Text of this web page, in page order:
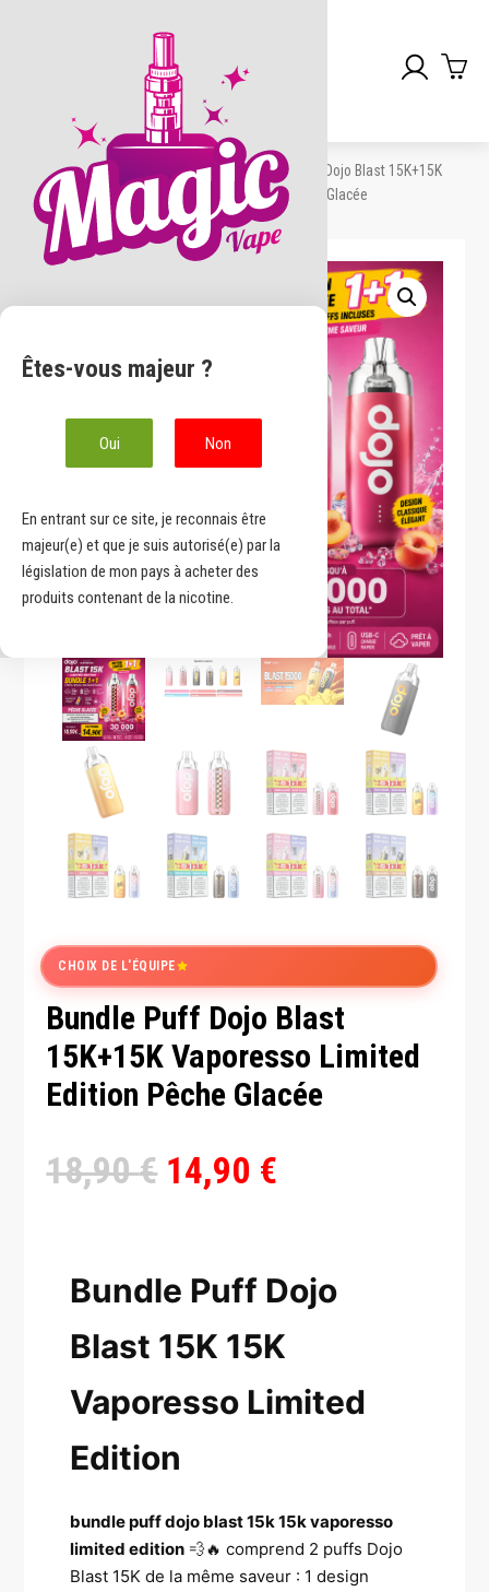
Êtes-vous majeur ?
Oui Non
En entrant sur ce site, je reconnais être
majeur(e) et que je suis autorisé(e) par la
législation de mon pays à acheter des
produits contenant de la nicotine.
contentAccueil/Pod Préremplis/Dojo
/ Bundle Puff Dojo Blast 15K+15K
Vaporesso Limited Edition Pêche Glacée
Promo !
CHOIX DE L'ÉQUIPE
Bundle Puff Dojo Blast
15K+15K Vaporesso Limited
Edition Pêche Glacée
18,90€ Le
était :
18,90 €.
14,90 €
est :
14,90 €.
Bundle Puff Dojo
Blast 15K 15K
Vaporesso Limited
Edition
bundle puff dojo blast 15k 15k vaporesso
limited edition 💨🔥 comprend 2 puffs Dojo
Blast 15K de la même saveur : 1 design